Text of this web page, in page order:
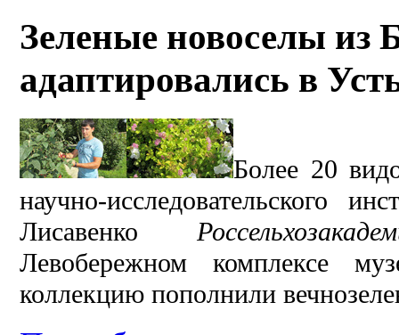
Зеленые новоселы из
адаптировались в
Более 20
научно-исследовательского
Лисавенко
Левобережном комплексе
коллекцию пополнили